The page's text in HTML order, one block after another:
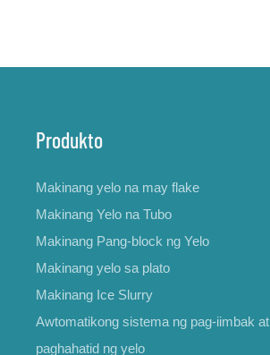
Produkto
Makinang yelo na may flake
Makinang Yelo na Tubo
Makinang Pang-block ng Yelo
Makinang yelo sa plato
Makinang Ice Slurry
Awtomatikong sistema ng pag-iimbak at
paghahatid ng yelo